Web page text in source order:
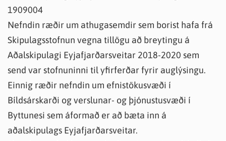
1909004
Nefndin ræðir um athugasemdir sem borist hafa frá
Skipulagsstofnun vegna tillögu að breytingu á
Aðalskipulagi Eyjafjarðarsveitar 2018-2020 sem
send var stofnuninni til yfirferðar fyrir auglýsingu.
Einnig ræðir nefndin um efnistökusvæði í
Bíldsárskarði og verslunar- og þjónustusvæði í
Byttunesi sem áformað er að bæta inn á
aðalskipulags Eyjafjarðarsveitar.